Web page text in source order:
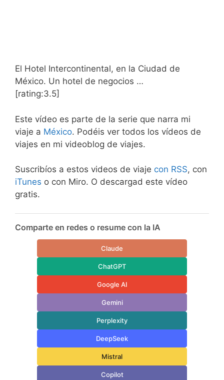
El Hotel Intercontinental, en la Ciudad de
México. Un hotel de negocios …
[rating:3.5]
Este vídeo es parte de la serie que narra mi
viaje a México. Podéis ver todos los vídeos de
viajes en mi videoblog de viajes.
Suscribíos a estos videos de viaje con RSS, con
iTunes o con Miro. O descargad este vídeo
gratis.
Comparte en redes o resume con la IA
Claude
ChatGPT
Google AI
Gemini
Perplexity
DeepSeek
Mistral
Copilot